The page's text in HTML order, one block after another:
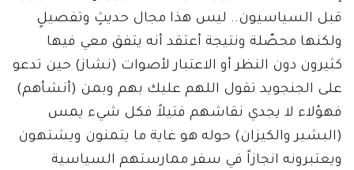
قبل السياسيون.. ليس هذا مجال حديثٍ وتفصيلٍ
ولكنها محصّلة ونتيجة أعتقد أنه يتفق معي فيها
كثيرون دون النظر أو الاعتبار لأصوات (نشاز) حين تدعو
على الجنجويد تقول اللهم عليك بهم وبمن (أنشأهم)
فهؤلاء لا يجدي نقاشهم فتيلاً فكل شيء يمس
(البشير والكيزان) حوله هو غاية ما يتمنون ويشتهون
ويعتبرونه انجازاً في سفر ممارستهم السياسية